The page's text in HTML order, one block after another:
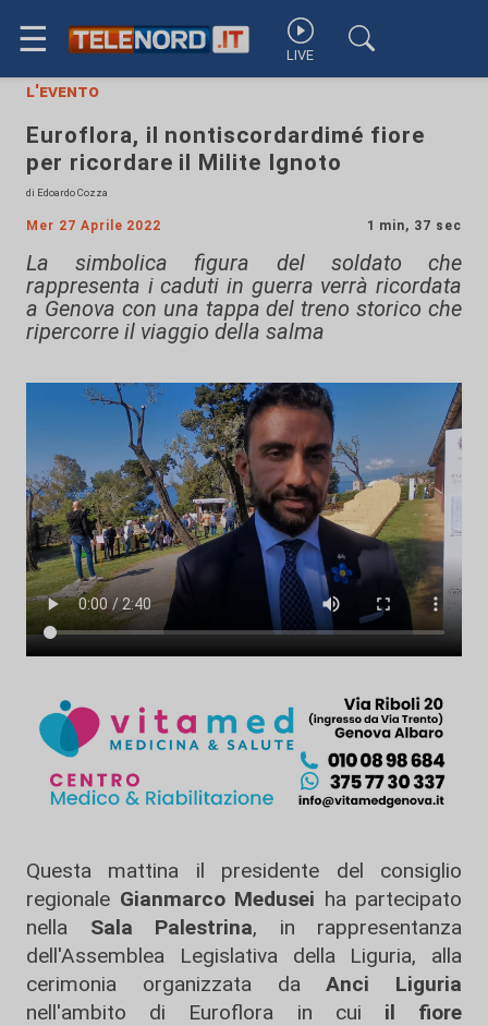
☰ LIVE
l'evento
Euroflora, il nontiscordardimé fiore
per ricordare il Milite Ignoto
di Edoardo Cozza
Mer 27 Aprile 2022 1 min, 37 sec
La simbolica figura del soldato che
rappresenta i caduti in guerra verrà ricordata
a Genova con una tappa del treno storico che
ripercorre il viaggio della salma
Questa mattina il presidente del consiglio
regionale Gianmarco Medusei ha partecipato
nella Sala Palestrina, in rappresentanza
dell'Assemblea Legislativa della Liguria, alla
cerimonia organizzata daAnci Liguria
nell'ambito di Euroflora in cui il fiore